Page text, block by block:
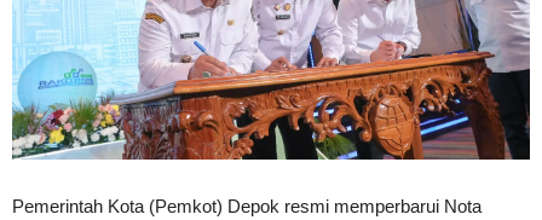
Pemerintah Kota (Pemkot) Depok resmi memperbarui Nota